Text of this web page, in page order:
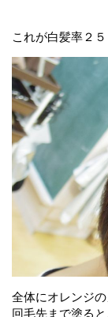
これが白髪率２
全体にオレンジ
回毛先まで塗る